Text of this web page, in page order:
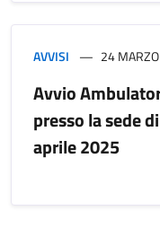
AVVISI 24
Avvio
presso la sede
aprile 2025